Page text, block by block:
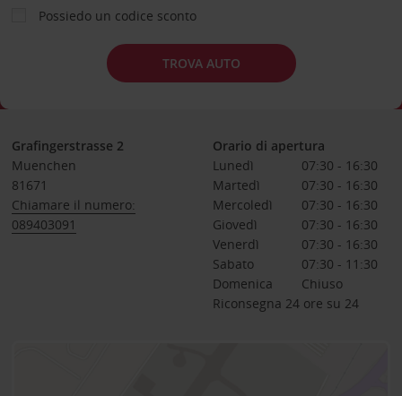
Possiedo un codice sconto
TROVA AUTO
Grafingerstrasse 2
Muenchen
81671
Chiamare il numero:
089403091
Orario di apertura
Lunedì
07:30 - 16:30
Martedì
07:30 - 16:30
Mercoledì
07:30 - 16:30
Giovedì
07:30 - 16:30
Venerdì
07:30 - 16:30
Sabato
07:30 - 11:30
Domenica
Chiuso
Riconsegna 24 ore su 24